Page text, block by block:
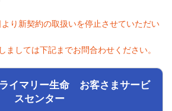
り新契約の取扱いを停止させていただい
ましては下記までお問合わせください。
イマリー生命 お客さまサービ
スセンター